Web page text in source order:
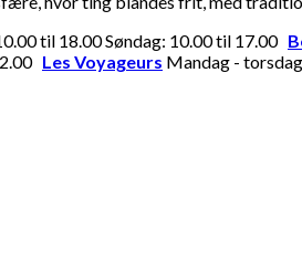
til 18.00 Søndag: 10.00 til 17.00
Les Voyageurs Mandag -